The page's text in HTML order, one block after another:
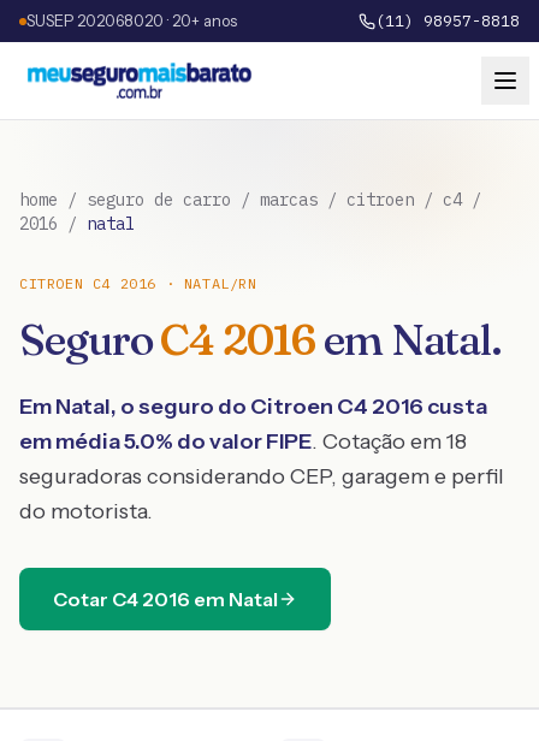
SUSEP 202068020 · 20+ anos (11) 98957-8818
home / seguro de carro / marcas / citroen / c4/
2016 / natal
CITROEN C4 2016 · NATAL /RN
SeguroC42016emNatal.
EmNatal, o seguro do Citroen C4 2016 custa
em média5.0% do valor FIPE. Cotação em 18
seguradoras considerando CEP, garagem e perfil
do motorista.
Cotar C4 2016 em Natal